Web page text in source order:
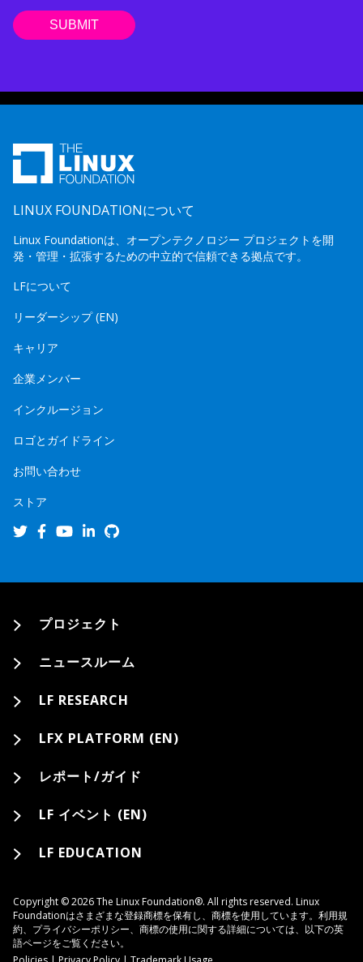
LINUX FOUNDATIONについて
Linux Foundationは、オープンテクノロジー プロジェクトを開
発・管理・拡張するための中立的で信頼できる拠点です。
LFについて
リーダーシップ (EN)
キャリア
企業メンバー
インクルージョン
ロゴとガイドライン
お問い合わせ
ストア
プロジェクト
ニュースルーム
LF RESEARCH
LFX PLATFORM (EN)
レポート/ガイド
LF イベント (EN)
LF EDUCATION
Copyright © 2026 The Linux Foundation®. All rights reserved. Linux
Foundationはさまざまな登録商標を保有し、商標を使用しています。利用規
約、プライバシーポリシー、商標の使用に関する詳細については、以下の英
語ページをご覧ください。